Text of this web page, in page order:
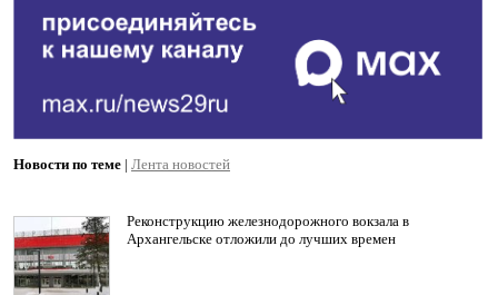
Новости по теме | Лента новостей
Реконструкцию железнодорожного вокзала в
Архангельске отложили до лучших времен